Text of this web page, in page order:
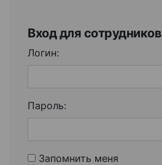
Вход для сотрудников
Логин:
Пароль:
Запомнить меня